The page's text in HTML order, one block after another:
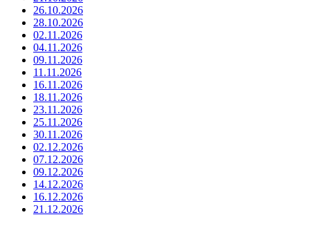
26.10.2026
28.10.2026
02.11.2026
04.11.2026
09.11.2026
11.11.2026
16.11.2026
18.11.2026
23.11.2026
25.11.2026
30.11.2026
02.12.2026
07.12.2026
09.12.2026
14.12.2026
16.12.2026
21.12.2026